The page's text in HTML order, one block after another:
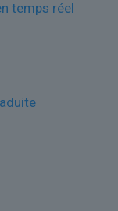
temps réel